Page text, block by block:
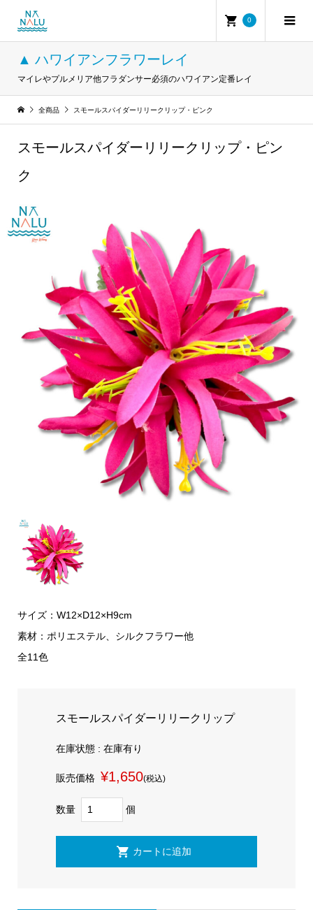
0
▲ ハワイアンフラワーレイ
マイレやプルメリア他フラダンサー必須のハワイアン定番レイ
全商品 スモールスパイダーリリークリップ・ピンク
スモールスパイダーリリークリップ・ピン
ク
サイズ：W12×D12×H9cm
素材：ポリエステル、シルクフラワー他
全11色
スモールスパイダーリリークリップ
在庫状態 : 在庫有り
販売価格 ¥1,650(税込)
数量 個